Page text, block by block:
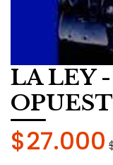
LA LEY
$27.000